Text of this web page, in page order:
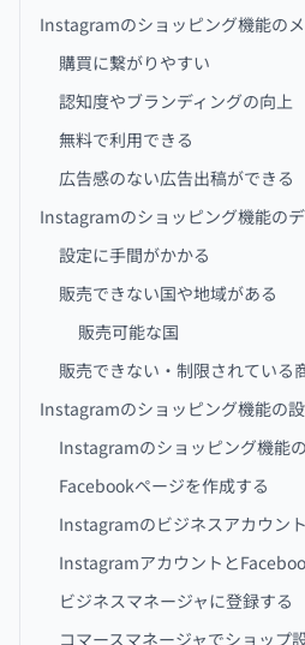
Instagramのショッピング機能の
購買に繋がりやすい
認知度やブランディングの向上
無料で利用できる
広告感のない広告出稿ができる
Instagramのショッピング機能の
設定に手間がかかる
販売できない国や地域がある
販売可能な国
販売できない・制限されている
Instagramのショッピング機能の
Instagramのショッピング機能
Facebookページを作成する
Instagramのビジネスアカウン
Instagramアカウントと
ビジネスマネージャに登録する
コマースマネージャでショップ